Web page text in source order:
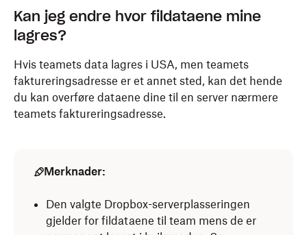
Kan jeg endre hvor fildataene mine
lagres?
Hvis teamets data lagres i USA, men teamets
faktureringsadresse er et annet sted, kan det hende
du kan overføre dataene dine til en server nærmere
teamets faktureringsadresse.
Merknader:
Den valgte Dropbox-serverplasseringen
gjelder for fildataene til team mens de er